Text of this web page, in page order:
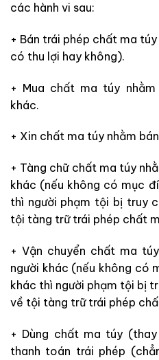
các hành vi sau:
+ Bán trái phép chất ma
có thu lợi hay không).
+ Mua chất ma túy
khác.
+ Xin chất ma túy nhằm
+ Tàng chữ chất ma túy
khác (nếu không có mục
thì người phạm tội bị truy
tội tàng trữ trái phép chất
+ Vận chuyển chất ma
người khác (nếu không có
khác thì người phạm tội bị
về tội tàng trữ trái phép
+ Dùng chất ma túy
thanh toán trái phép